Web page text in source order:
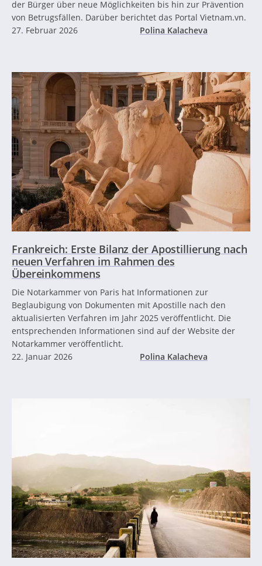
der Bürger über neue Möglichkeiten bis hin zur Prävention
von Betrugsfällen. Darüber berichtet das Portal Vietnam.vn.
27. Februar 2026
Polina Kalacheva
Frankreich: Erste Bilanz der Apostillierung nach
neuen Verfahren im Rahmen des
Übereinkommens
Die Notarkammer von Paris hat Informationen zur
Beglaubigung von Dokumenten mit Apostille nach den
aktualisierten Verfahren im Jahr 2025 veröffentlicht. Die
entsprechenden Informationen sind auf der Website der
Notarkammer veröffentlicht.
22. Januar 2026
Polina Kalacheva